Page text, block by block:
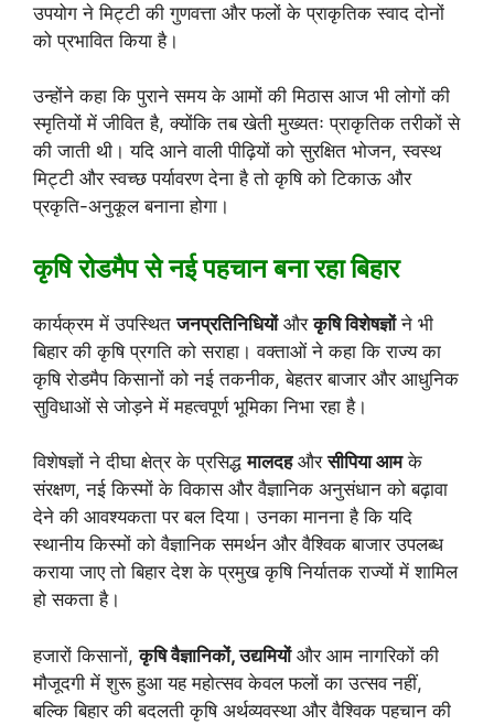
उपयोग ने मिट्टी की गुणवत्ता और फलों के प्राकृतिक स्वाद दोनों
को प्रभावित किया है।
उन्होंने कहा कि पुराने समय के आमों की मिठास आज भी लोगों की
स्मृतियों में जीवित है, क्योंकि तब खेती मुख्यतः प्राकृतिक तरीकों से
की जाती थी। यदि आने वाली पीढ़ियों को सुरक्षित भोजन, स्वस्थ
मिट्टी और स्वच्छ पर्यावरण देना है तो कृषि को टिकाऊ और
प्रकृति-अनुकूल बनाना होगा।
कृषि रोडमैप से नई पहचान बना रहा बिहार
कार्यक्रम में उपस्थितजनप्रतिनिधियोंऔरकृषि विशेषज्ञोंने भी
बिहार की कृषि प्रगति को सराहा। वक्ताओं ने कहा कि राज्य का
कृषि रोडमैप किसानों को नई तकनीक, बेहतर बाजार और आधुनिक
सुविधाओं से जोड़ने में महत्वपूर्ण भूमिका निभा रहा है।
विशेषज्ञों ने दीघा क्षेत्र के प्रसिद्धमालदहऔरसीपिया आमके
संरक्षण, नई किस्मों के विकास और वैज्ञानिक अनुसंधान को बढ़ावा
देने की आवश्यकता पर बल दिया। उनका मानना है कि यदि
स्थानीय किस्मों को वैज्ञानिक समर्थन और वैश्विक बाजार उपलब्ध
कराया जाए तो बिहार देश के प्रमुख कृषि निर्यातक राज्यों में शामिल
हो सकता है।
हजारों किसानों,कृषि वैज्ञानिकों, उद्यमियोंऔर आम नागरिकों की
मौजूदगी में शुरू हुआ यह महोत्सव केवल फलों का उत्सव नहीं,
बल्कि बिहार की बदलती कृषि अर्थव्यवस्था और वैश्विक पहचान की